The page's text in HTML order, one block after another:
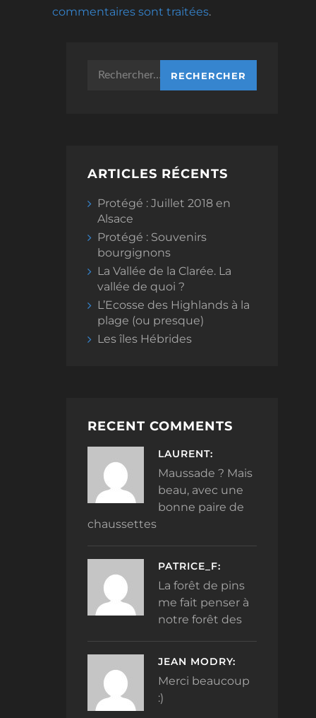
commentaires sont traitées.
Rechercher :
ARTICLES RÉCENTS
Protégé : Juillet 2018 en
Alsace
Protégé : Souvenirs
bourgignons
La Vallée de la Clarée. La
vallée de quoi ?
L’Ecosse des Highlands à la
plage (ou presque)
Les îles Hébrides
RECENT COMMENTS
LAURENT:
Maussade ? Mais
beau, avec une
bonne paire de
chaussettes
PATRICE_F:
La forêt de pins
me fait penser à
notre forêt des
JEAN MODRY:
Merci beaucoup
:)